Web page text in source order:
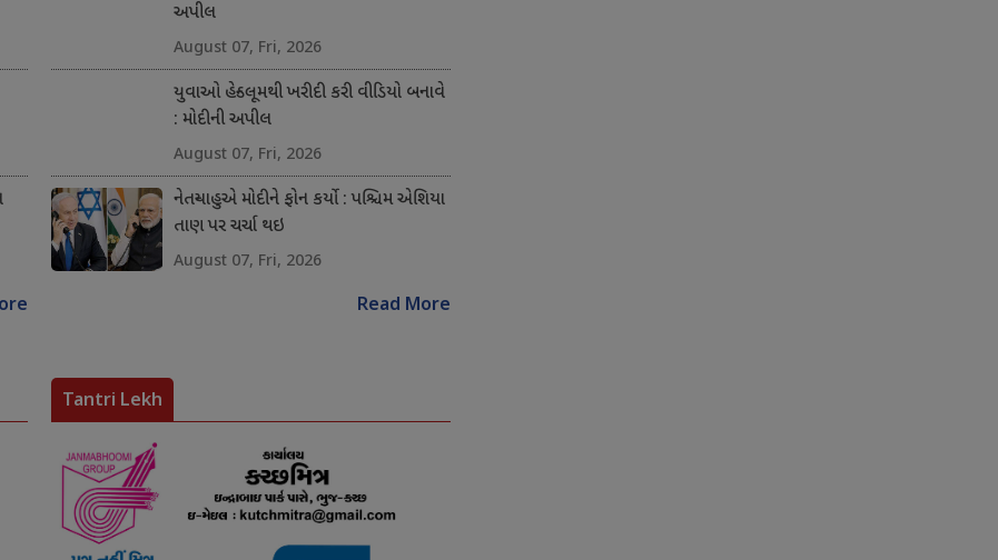
અપીલ
August 07, Fri, 2026
યુવાઓ હેન્ડલૂમથી ખરીદી કરી વીડિયો બનાવે
: મોદીની અપીલ
August 07, Fri, 2026
નેતન્યાહુએ મોદીને ફોન કર્યો : પશ્ચિમ એશિયા
તાણ પર ચર્ચા થઇ
August 07, Fri, 2026
Read More
Tantri Lekh